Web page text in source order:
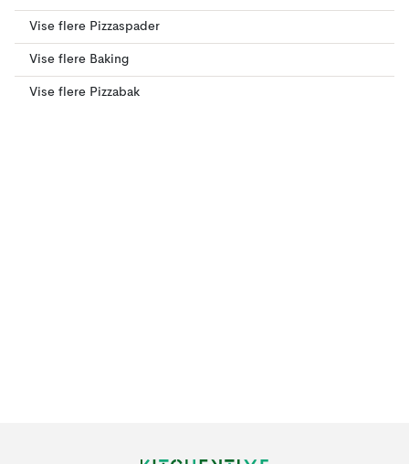
Vise flere Pizzaspader
Vise flere Baking
Vise flere Pizzabak